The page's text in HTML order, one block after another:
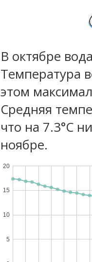
В октябре
Температура
этом
Средняя
что на 7.3°C
ноябре.
5
10
15
20